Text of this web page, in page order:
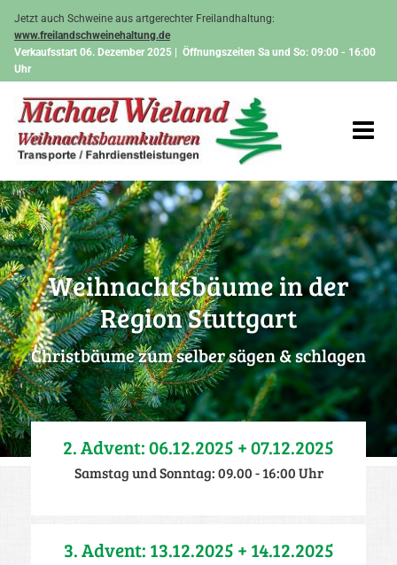
Jetzt auch Schweine aus artgerechter Freilandhaltung:
www.freilandschweinehaltung.de
Verkaufsstart 06. Dezember 2025 | Öffnungszeiten Sa und So: 09:00 - 16:00
Uhr
Weihnachtsbäume in der
Region Stuttgart
Christbäume zum selber sägen & schlagen
2. Advent: 06.12.2025 + 07.12.2025
Samstag und Sonntag: 09.00 - 16:00 Uhr
3. Advent: 13.12.2025 + 14.12.2025